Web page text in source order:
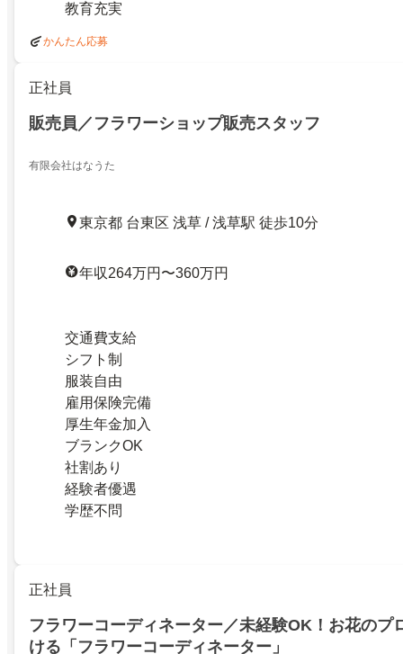
教育充実
かんたん応募
正社員
販売員／フラワーショップ販売スタッフ
有限会社はなうた
東京都 台東区 浅草 / 浅草駅 徒歩10分
年収264万円〜360万円
交通費支給
シフト制
服装自由
雇用保険完備
厚生年金加入
ブランクOK
社割あり
経験者優遇
学歴不問
正社員
フラワーコーディネーター／未経験OK！お花のプ
ける「フラワーコーディネーター」